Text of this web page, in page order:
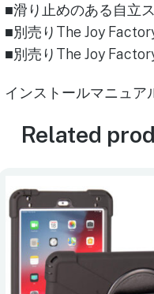
■滑り止めのある自立
■別売りThe Joy
■別売りThe Joy
インストールマニュア
Related